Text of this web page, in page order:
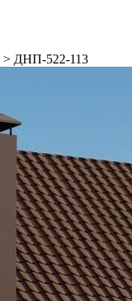
> ДНП-522-113